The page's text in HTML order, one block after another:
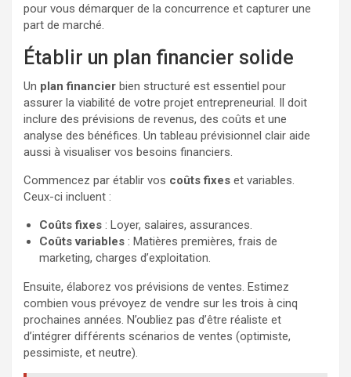
pour vous démarquer de la concurrence et capturer une
part de marché.
Établir un plan financier solide
Un plan financier bien structuré est essentiel pour
assurer la viabilité de votre projet entrepreneurial. Il doit
inclure des prévisions de revenus, des coûts et une
analyse des bénéfices. Un tableau prévisionnel clair aide
aussi à visualiser vos besoins financiers.
Commencez par établir vos coûts fixes et variables.
Ceux-ci incluent :
Coûts fixes : Loyer, salaires, assurances.
Coûts variables : Matières premières, frais de
marketing, charges d’exploitation.
Ensuite, élaborez vos prévisions de ventes. Estimez
combien vous prévoyez de vendre sur les trois à cinq
prochaines années. N’oubliez pas d’être réaliste et
d’intégrer différents scénarios de ventes (optimiste,
pessimiste, et neutre).